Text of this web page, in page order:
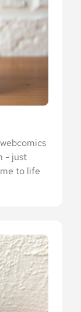
- just
to life